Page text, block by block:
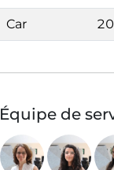
Car
Équipe de